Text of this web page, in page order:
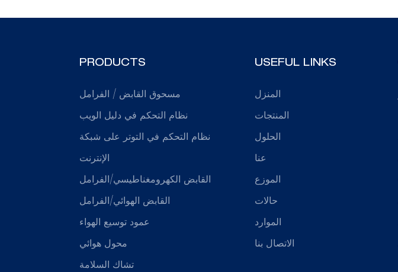
PRODUCTS
مسحوق القابض / الفرامل
نظام التحكم في دليل الويب
نظام التحكم في التوتر على شبكة
الإنترنت
القابض الكهرومغناطيسي/الفرامل
القابض الهوائي/الفرامل
عمود توسيع الهواء
محول هوائي
تشاك السلامة
USEFUL LINKS
المنزل
المنتجات
الحلول
عنا
الموزع
حالات
الموارد
الاتصال بنا